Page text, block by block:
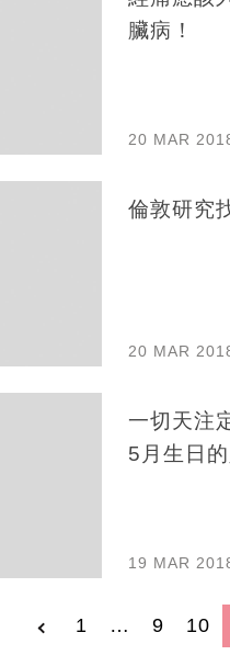
臟病！
20 MAR
倫敦研究
20 MAR
一切天注
5月生日
19 MAR
1 … 9 10